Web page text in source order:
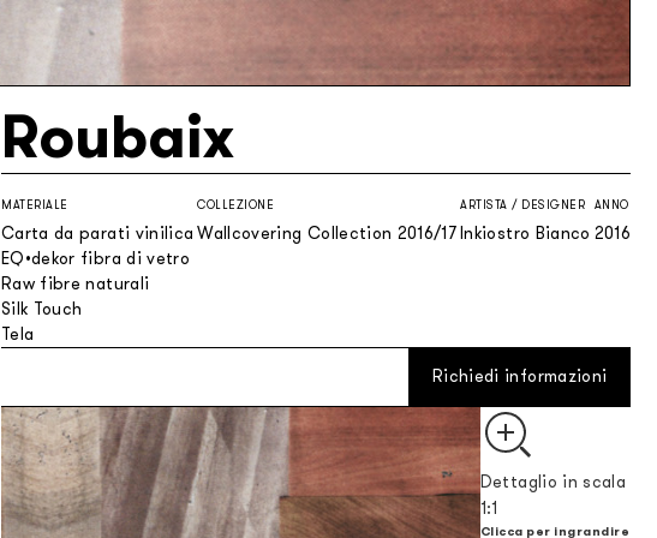
Roubaix
MATERIALE
Carta da parati vinilica
EQ•dekor fibra di vetro
Raw fibre naturali
Silk Touch
Tela
COLLEZIONE
Wallcovering Collection 2016/17
ARTISTA / DESIGNER
Inkiostro Bianco
ANNO
2016
Richiedi informazioni
Dettaglio in scala
1:1
Clicca per ingrandire